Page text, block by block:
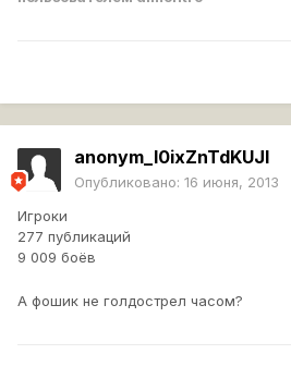
anonym_I0ixZnTdKUJl
Опубликовано: 16 июня, 2013
Игроки
277 публикаций
9 009 боёв
А фошик не голдострел часом?